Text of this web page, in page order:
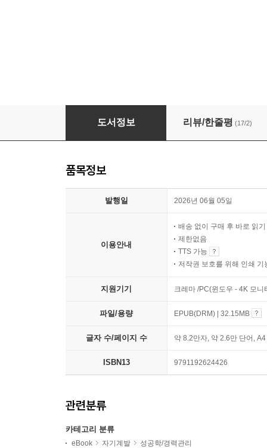
도서정보 리뷰/한줄평 (17/2)
품목정보
발행일 2026년 06월 05일
이용안내
배송 없이 구매 후 바로 읽기
제한없음
TTS 가능
저작권 보호를 위해 인쇄 기
지원기기 크레마 /PC(윈도우 - 4K 모
파일/용량 EPUB(DRM) | 32.15MB
글자 수/페이지 수 약 8.2만자, 약 2.6만 단어,
ISBN13 9791192624426
관련분류
카테고리 분류
eBook 자기계발 성공학/경력관리